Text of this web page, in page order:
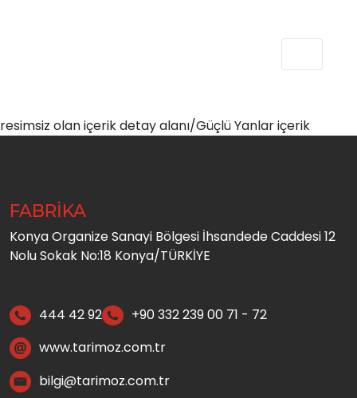
resimsiz olan içerik detay alanı/Güçlü Yanlar içerik
FABRİKA
Konya Organize Sanayi Bölgesi İhsandede Caddesi 12
Nolu Sokak No:18 Konya/TÜRKİYE
444 42 92
+90 332 239 00 71 - 72
www.tarimoz.com.tr
bilgi@tarimoz.com.tr